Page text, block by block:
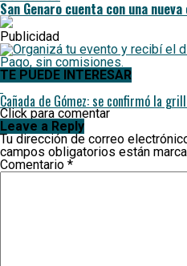
San Genaro cuenta con una
Publicidad
TE PUEDE INTERESAR
Cañada de Gómez: se confirmó la
Click para comentar
Leave a Reply
Tu dirección de correo
campos obligatorios están
Comentario *